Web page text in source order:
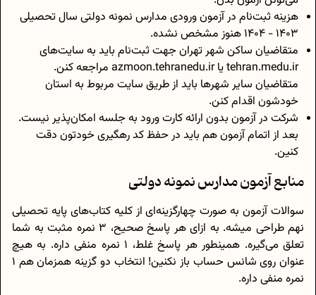
هزینه ثبت‌نام در آزمون ورودی مدارس نمونه دولتی سال تحصیلی
1403 - 1404 هنوز مشخص نشده.
متقاضیان ساکن شهر تهران جهت ثبت‌نام باید به سایت‌های
tehran.medu.irیاazmoon.tehranedu.ir مراجعه کنن.
متقاضیان سایر شهرها باید از طریق سایت مربوط به استان
خودشون اقدام کنن.
شرکت در آزمون بدون ارائه کارت ورود به جلسه امکان‌پذیر نیست.
بعد از اتمام آزمون هم باید در حفظ کد رهگیری خودتون دقت
کنین.
منابع آزمون مدارس نمونه دولتی
سوالات آزمون به صورت چهارگزینه‌ای از کلیه کتاب‌های پایه تحصیلی
نهم طراحی میشه. به ازای هر پاسخ صحیح، 3 نمره مثبت به شما
تعلق می‌گیره. همینطور هر پاسخ غلط، 1 نمره منفی داره. به هیچ
عنوان روی شانس حساب باز نکنین! انتخاب دو گزینه همزمان هم 1
نمره منفی داره.